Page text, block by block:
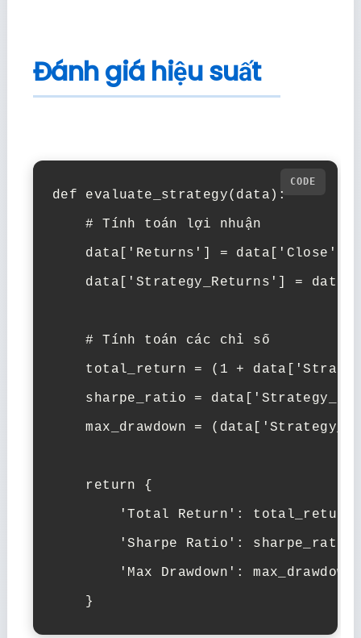
Đánh giá hiệu suất
def evaluate_strategy(data):
    # Tính toán lợi nhuận
data['Returns'] =
data['Strategy_Returns'] =
    # Tính toán các chỉ số
total_return = (1 +
sharpe_ratio =
max_drawdown =
    return {
'Total Return':
'Sharpe Ratio':
        'Max Drawdown': max_drawdown
    }